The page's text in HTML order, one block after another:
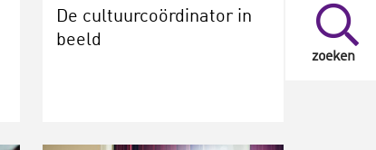
zoeken
De cultuurcoördinator in
beeld